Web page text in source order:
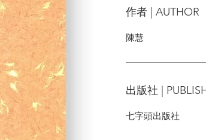
作者 | AUTHOR
陳慧
出版社 |
七字頭出版社